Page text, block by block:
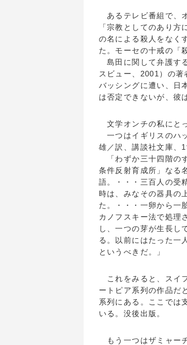
あるテレビ番組で、
「宗教としてのあり
の名による殺人をなく
た。モーセの十戒の「
島田に関して弁護す
スビュー、2001）の
バッシングに遭い、日
は否定できないが、彼
文学オンチの私にと
一つはイギリスのハ
雄／訳、講談社文庫、
「わずか三十四階の
条件反射育成所」なる
語。・・・三百人の受
時は、みなその器具の
た。・・・一卵から一
カノフスキー法で処理
し、一つの芽が生長し
る。以前にはたった一
というべきだ。」
これをみると、スイ
ートピア系列の作品だ
系列にある。ここでは
いる。没後出版。
もう一つはザミャー